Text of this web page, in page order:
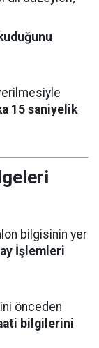
15 saniyelik
bilgisinin yer
İşlemleri
önceden
bilgilerini